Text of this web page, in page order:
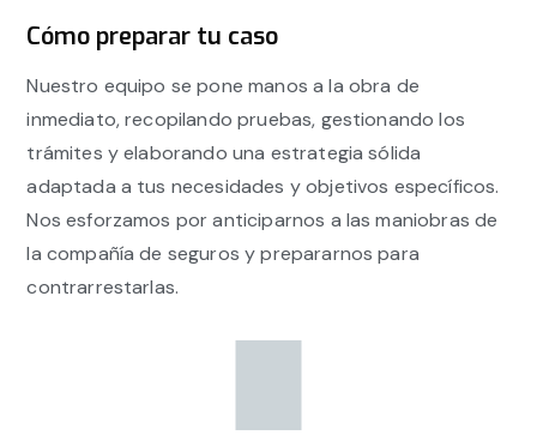
Cómo preparar tu caso
Nuestro equipo se pone manos a la obra de
inmediato, recopilando pruebas, gestionando los
trámites y elaborando una estrategia sólida
adaptada a tus necesidades y objetivos específicos.
Nos esforzamos por anticiparnos a las maniobras de
la compañía de seguros y prepararnos para
contrarrestarlas.